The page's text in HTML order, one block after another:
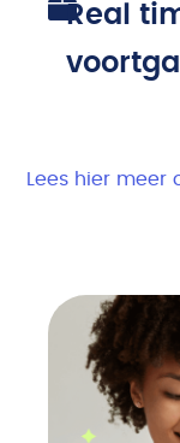
Real
Lees hier